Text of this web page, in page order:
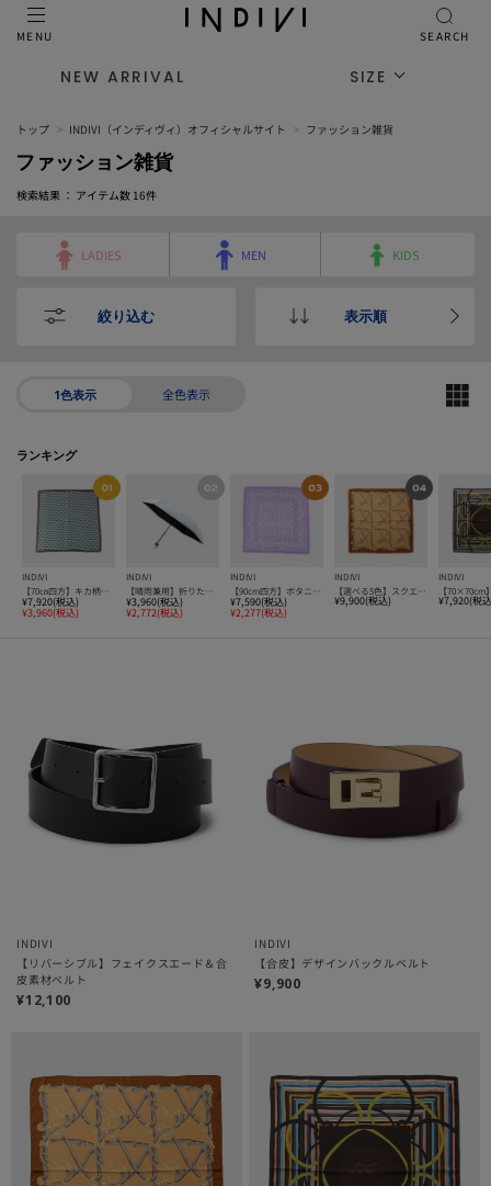
MENU SEARCH
NEW ARRIVAL SIZE
トップ INDIVI（インディヴィ）オフィシャルサイト ファッション雑貨
ファッション雑貨
検索結果 ： アイテム数 16件
LADIES MEN KIDS
絞り込む 表示順
1色表示 全色表示
ランキング
INDIVI
【70㎝四方】キカ柄スカーフ
¥7,920(税込)
¥3,960(税込)
INDIVI
【晴雨兼用】折りたたみ遮光日傘
¥3,960(税込)
¥2,772(税込)
INDIVI
【90cm四方】ボタニカル柄大判スカーフ
¥7,590(税込)
¥2,277(税込)
INDIVI
【選べる5色】スクエアスカーフ
¥9,900(税込)
INDIVI
¥7,920(税
INDIVI
【リバーシブル】フェイクスエード＆合
皮素材ベルト
¥12,100
INDIVI
【合皮】デザインバックルベルト
¥9,900